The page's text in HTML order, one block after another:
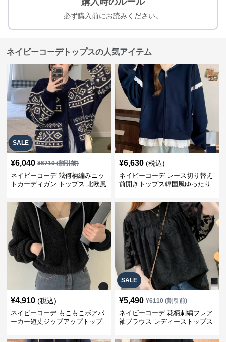
必ず購入前にお読みください。
ネイビーコーデトップスの人気アイテム
SALE
¥6,040 ¥6710(割引前)
ネイビーコーデ 幾何柄編みニッ
トカーディガン トップス 北欧風
¥6,630 (税込)
ネイビーコーデ レース切り替え
前開きトップス韓国風ゆったり
¥4,910 (税込)
ネイビーコーデ もこもこボアパ
ーカー短丈ジップアップトップ
SALE
¥5,490 ¥6110(割引前)
ネイビーコーデ 花柄刺繍フレア
袖ブラウス レディーストップス